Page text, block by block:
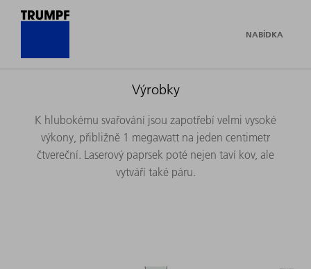
NABÍDKA
Výrobky
K hlubokému svařování jsou zapotřebí velmi vysoké
výkony, přibližně 1 megawatt na jeden centimetr
čtvereční. Laserový paprsek poté nejen taví kov, ale
vytváří také páru.